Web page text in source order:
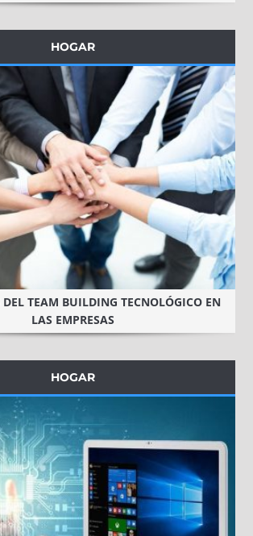
HOGAR
DEL TEAM BUILDING TECNOLÓGICO EN
LAS EMPRESAS
HOGAR